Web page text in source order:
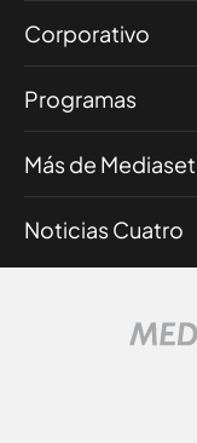
Corporativo
Programas
Más de Mediaset
Noticias Cuatro